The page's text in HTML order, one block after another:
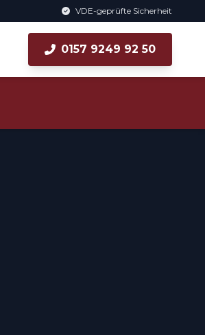
VDE-geprüfte Sicherheit
0157 9249 92 50